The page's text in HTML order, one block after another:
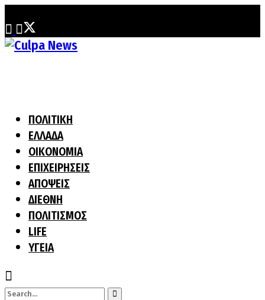
ΠΟΛΙΤΙΚΗ
ΕΛΛΑΔΑ
ΟΙΚΟΝΟΜΙΑ
ΕΠΙΧΕΙΡΗΣΕΙΣ
ΑΠΟΨΕΙΣ
ΔΙΕΘΝΗ
ΠΟΛΙΤΙΣΜΟΣ
LIFE
ΥΓΕΙΑ